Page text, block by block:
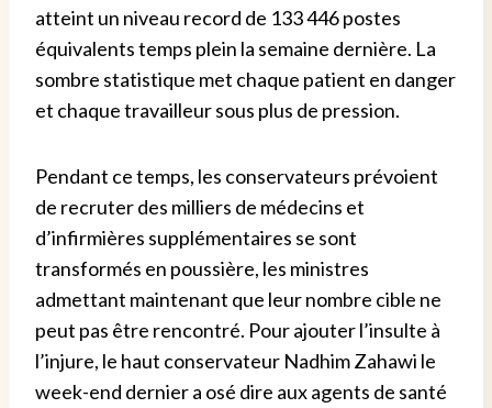
atteint un niveau record de 133 446 postes
équivalents temps plein la semaine dernière. La
sombre statistique met chaque patient en danger
et chaque travailleur sous plus de pression.
Pendant ce temps, les conservateurs prévoient
de recruter des milliers de médecins et
d’infirmières supplémentaires se sont
transformés en poussière, les ministres
admettant maintenant que leur nombre cible ne
peut pas être rencontré. Pour ajouter l’insulte à
l’injure, le haut conservateur Nadhim Zahawi le
week-end dernier a osé dire aux agents de santé